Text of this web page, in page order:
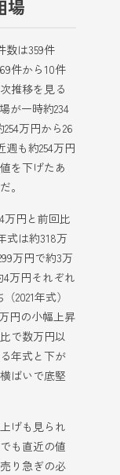
場
数は359件
件から10件
推移を見る
が一時約234
万円から26
も約254万円
を下げたあ
。
万円と前回比
式は約318万
万円で約3万
4万円それぞれ
2021年式）
円の小幅上昇
で数万円以
年式と下が
ばいで底堅
げも見られ
も直近の値
り急ぎの必